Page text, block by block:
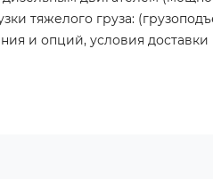
тяжелого груза:
и опций, условия